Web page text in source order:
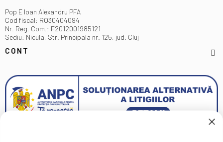
Pop E Ioan Alexandru PFA
Cod fiscal: RO30404094
Nr. Reg. Com.: F2012001985121
Sediu: Nicula, Str. Principala nr. 125, jud. Cluj
CONT